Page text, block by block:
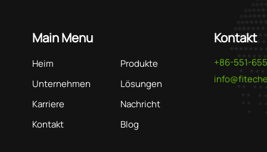
Main Menu
Heim
Produkte
Unternehmen
Lösungen
Karriere
Nachricht
Kontakt
Blog
Kontakt
+86-551-